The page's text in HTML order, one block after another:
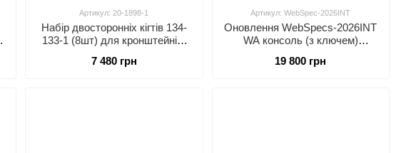
Артикул: 20-1898-1
Набір двосторонніх кігтів 134-
133-1 (8шт) для кронштейнів,
175-321-1, 175-325-1 HUNTER
7 480 грн
Артикул: WebSpec-2026INT
Оновлення WebSpecs-2026INT
WA консоль (з ключем)
19 800 грн